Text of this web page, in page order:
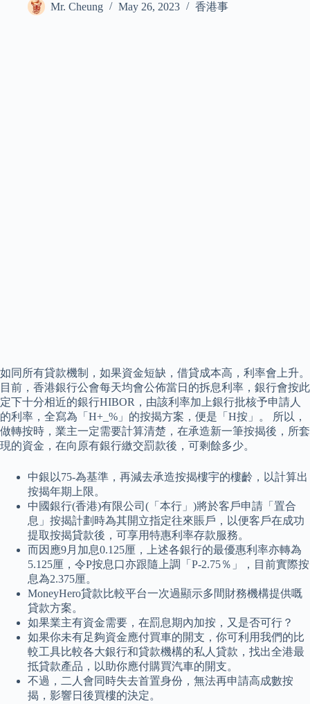
Mr. Cheung May 26, 2023 香港事
如同所有貸款機制，如果資金短缺，借貸成本高，利率會上升。
目前，香港銀行公會每天均會公佈當日的拆息利率，銀行會按此
定下十分相近的銀行HIBOR，由該利率加上銀行批核予申請人
的利率，全寫為「H+_%」的按揭方案，便是「H按」。 所以，
做轉按時，業主一定需要計算清楚，在承造新一筆按揭後，所套
現的資金，在向原有銀行繳交罰款後，可剩餘多少。
中銀以75-為基準，再減去承造按揭樓宇的樓齡，以計算出
按揭年期上限。
中國銀行(香港)有限公司(「本行」)將於客戶申請「置合
息」按揭計劃時為其開立指定往來賬戶，以便客戶在成功
提取按揭貸款後，可享用特惠利率存款服務。
而因應9月加息0.125厘，上述各銀行的最優惠利率亦轉為
5.125厘，令P按息口亦跟隨上調「P-2.75％」，目前實際按
息為2.375厘。
MoneyHero貸款比較平台一次過顯示多間財務機構提供嘅
貸款方案。
如果業主有資金需要，在罰息期內加按，又是否可行？
如果你未有足夠資金應付買車的開支，你可利用我們的比
較工具比較各大銀行和貸款機構的私人貸款，找出全港最
抵貸款產品，以助你應付購買汽車的開支。
不過，二人會同時失去首置身份，無法再申請高成數按
揭，影響日後買樓的決定。